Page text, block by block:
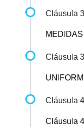
Cláusula
Cláusula
Cláusula
Cláusula